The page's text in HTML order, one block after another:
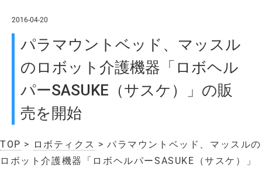
2016-04-20
パラマウントベッド、マッスル
のロボット介護機器「ロボヘル
パーSASUKE（サスケ）」の販
売を開始
TOP > ロボティクス > パラマウントベッド、マッスルの
ロボット介護機器「ロボヘルパーSASUKE（サスケ）」